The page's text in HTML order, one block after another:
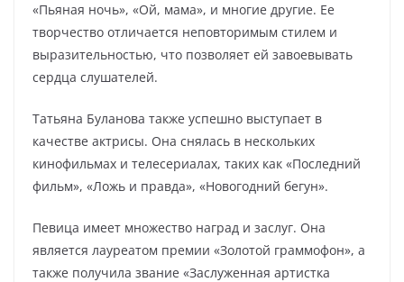
«Пьяная ночь», «Ой, мама», и многие другие. Ее
творчество отличается неповторимым стилем и
выразительностью, что позволяет ей завоевывать
сердца слушателей.
Татьяна Буланова также успешно выступает в
качестве актрисы. Она снялась в нескольких
кинофильмах и телесериалах, таких как «Последний
фильм», «Ложь и правда», «Новогодний бегун».
Певица имеет множество наград и заслуг. Она
является лауреатом премии «Золотой граммофон», а
также получила звание «Заслуженная артистка